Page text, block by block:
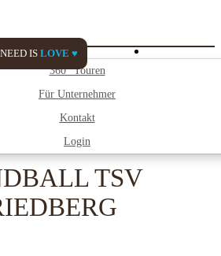
360° Touren
Für Unternehmer
Kontakt
Login
ISLOVE ♥
Watch My City
TSV